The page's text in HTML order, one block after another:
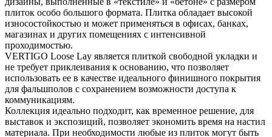
плиток особо большого формата. Плитка обладает высокой
износостойкостью и может применяться в офисах, банках,
магазинах и других помещениях с интенсивной
проходимостью.
VERTIGO Loose Lay является плиткой свободной укладки и
не требует приклеивания к основанию, что позволяет
использовать ее в качестве идеального финишного покрытия
для фальшполов с сохранением возможности доступа к
коммуникациям.
Коллекция идеально подходит, как временное решение, для
выставок и экспозиций, позволяет экономить время на настил
материала. При необходимости любые из плиток могут быть